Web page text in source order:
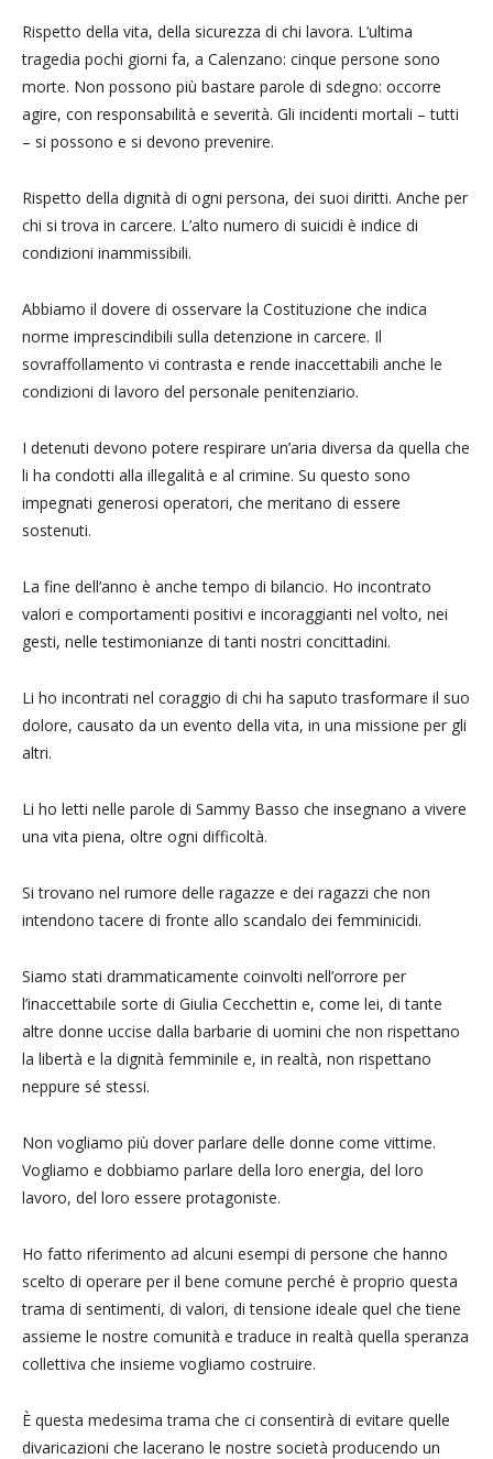
Rispetto della vita, della sicurezza di chi lavora. L’ultima
tragedia pochi giorni fa, a Calenzano: cinque persone sono
morte. Non possono più bastare parole di sdegno: occorre
agire, con responsabilità e severità. Gli incidenti mortali – tutti
– si possono e si devono prevenire.
Rispetto della dignità di ogni persona, dei suoi diritti. Anche per
chi si trova in carcere. L’alto numero di suicidi è indice di
condizioni inammissibili.
Abbiamo il dovere di osservare la Costituzione che indica
norme imprescindibili sulla detenzione in carcere. Il
sovraffollamento vi contrasta e rende inaccettabili anche le
condizioni di lavoro del personale penitenziario.
I detenuti devono potere respirare un’aria diversa da quella che
li ha condotti alla illegalità e al crimine. Su questo sono
impegnati generosi operatori, che meritano di essere
sostenuti.
La fine dell’anno è anche tempo di bilancio. Ho incontrato
valori e comportamenti positivi e incoraggianti nel volto, nei
gesti, nelle testimonianze di tanti nostri concittadini.
Li ho incontrati nel coraggio di chi ha saputo trasformare il suo
dolore, causato da un evento della vita, in una missione per gli
altri.
Li ho letti nelle parole di Sammy Basso che insegnano a vivere
una vita piena, oltre ogni difficoltà.
Si trovano nel rumore delle ragazze e dei ragazzi che non
intendono tacere di fronte allo scandalo dei femminicidi.
Siamo stati drammaticamente coinvolti nell’orrore per
l’inaccettabile sorte di Giulia Cecchettin e, come lei, di tante
altre donne uccise dalla barbarie di uomini che non rispettano
la libertà e la dignità femminile e, in realtà, non rispettano
neppure sé stessi.
Non vogliamo più dover parlare delle donne come vittime.
Vogliamo e dobbiamo parlare della loro energia, del loro
lavoro, del loro essere protagoniste.
Ho fatto riferimento ad alcuni esempi di persone che hanno
scelto di operare per il bene comune perché è proprio questa
trama di sentimenti, di valori, di tensione ideale quel che tiene
assieme le nostre comunità e traduce in realtà quella speranza
collettiva che insieme vogliamo costruire.
È questa medesima trama che ci consentirà di evitare quelle
divaricazioni che lacerano le nostre società producendo un